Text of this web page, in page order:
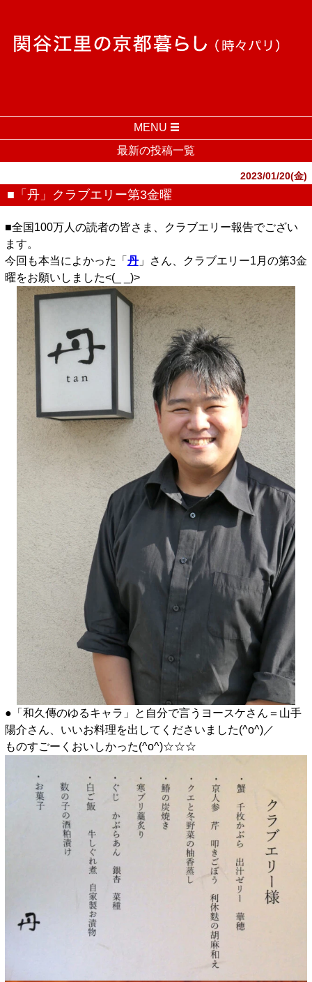
MENU
最新の投稿一覧
2023/01/20(金)
■「丹」クラブエリー第3金曜
■全国100万人の読者の皆さま、クラブエリー報告でござい
ます。
今回も本当によかった「 丹」さん、クラブエリー1月の第3金
曜をお願いしました<(_ _)>
●「和久傳のゆるキャラ」と自分で言うヨースケさん＝山手
陽介さん、いいお料理を出してくださいました(^o^)／
ものすごーくおいしかった(^o^)☆☆☆